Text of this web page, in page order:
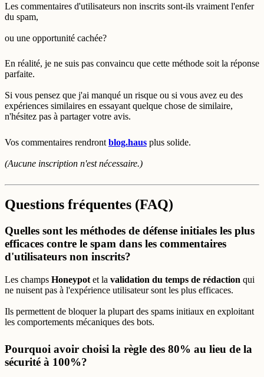
Les commentaires d'utilisateurs non inscrits sont-ils vraiment l'enfer
du spam,
ou une opportunité cachée?
En réalité, je ne suis pas convaincu que cette méthode soit la réponse
parfaite.
Si vous pensez que j'ai manqué un risque ou si vous avez eu des
expériences similaires en essayant quelque chose de similaire,
n'hésitez pas à partager votre avis.
Vos commentaires rendront blog.haus plus solide.
(Aucune inscription n'est nécessaire.)
Questions fréquentes (FAQ)
Quelles sont les méthodes de défense initiales les plus
efficaces contre le spam dans les commentaires
d'utilisateurs non inscrits?
Les champs Honeypot et la validation du temps de rédaction qui
ne nuisent pas à l'expérience utilisateur sont les plus efficaces.
Ils permettent de bloquer la plupart des spams initiaux en exploitant
les comportements mécaniques des bots.
Pourquoi avoir choisi la règle des 80% au lieu de la
sécurité à 100%?